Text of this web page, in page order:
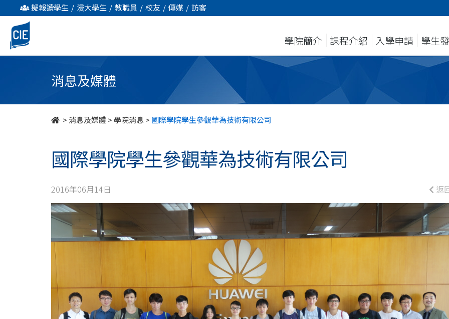
國
際
學
擬報讀學生 / 浸大學生 / 教職員 / 校友 / 傳媒 / 訪客
學院簡介 課程介紹 入學申請 學生
消息及媒體
>消息及媒體 >學院消息 > 國際學院學生參觀華為技術有限公司
國際學院學生參觀華為技術有限公司
2016年06月14日 返